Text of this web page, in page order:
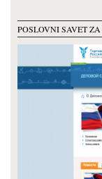
POSLOVNI SAVET